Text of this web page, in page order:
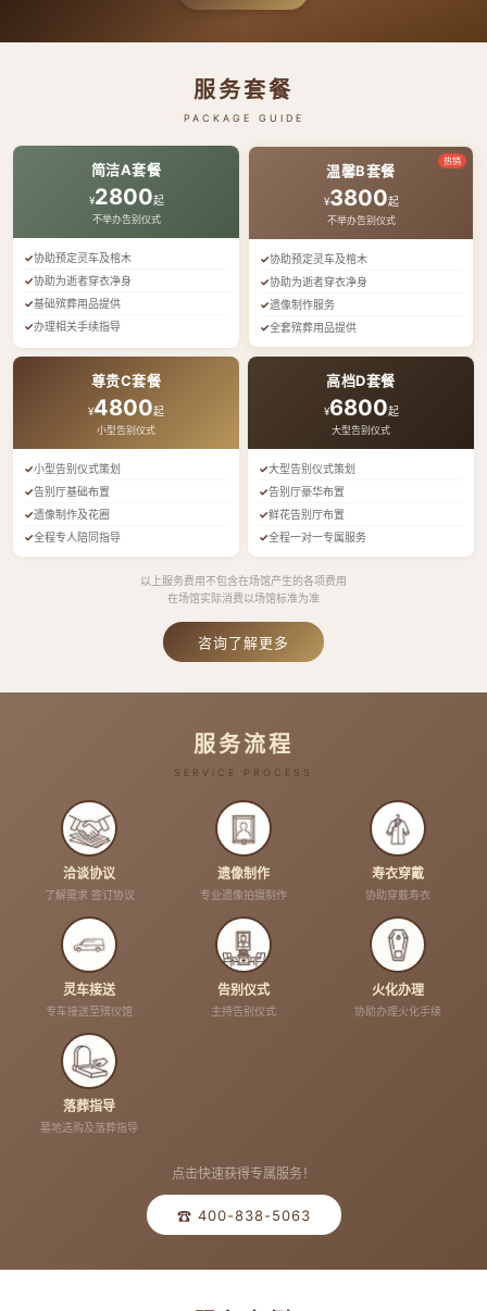
服务套餐
PACKAGE GUIDE
简洁A套餐
¥2800起
不举办告别仪式
协助预定灵车及棺木
协助为逝者穿衣净身
基础殡葬用品提供
办理相关手续指导
热销
温馨B套餐
¥3800起
不举办告别仪式
协助预定灵车及棺木
协助为逝者穿衣净身
遗像制作服务
全套殡葬用品提供
尊贵C套餐
¥4800起
小型告别仪式
小型告别仪式策划
告别厅基础布置
遗像制作及花圈
全程专人陪同指导
高档D套餐
¥6800起
大型告别仪式
大型告别仪式策划
告别厅豪华布置
鲜花告别厅布置
全程一对一专属服务
以上服务费用不包含在场馆产生的各项费用
在场馆实际消费以场馆标准为准
咨询了解更多
服务流程
SERVICE PROCESS
洽谈协议
了解需求 签订协议
遗像制作
专业遗像拍摄制作
寿衣穿戴
协助穿戴寿衣
灵车接送
专车接送至殡仪馆
告别仪式
主持告别仪式
火化办理
协助办理火化手续
落葬指导
墓地选购及落葬指导
点击快速获得专属服务！
☎ 400-838-5063